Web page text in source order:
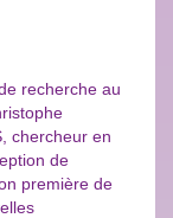
recherche au
chercheur en
de
première de